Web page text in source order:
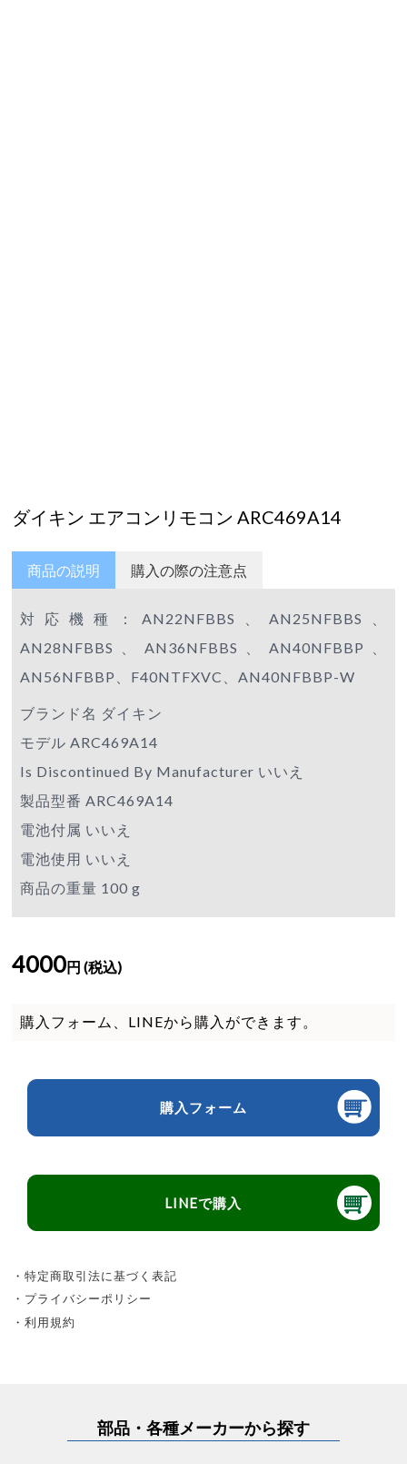
ダイキン エアコンリモコン ARC469A14
商品の説明
対応機種：AN22NFBBS、AN25NFBBS、
AN28NFBBS、AN36NFBBS、AN40NFBBP、
AN56NFBBP、F40NTFXVC、AN40NFBBP-W
ブランド名 ダイキン
モデル ARC469A14
Is Discontinued By Manufacturer いいえ
製品型番 ARC469A14
電池付属 いいえ
電池使用 いいえ
商品の重量 100 g
購入の際の注意点
4000円 (税込)
購入フォーム、LINEから購入ができます。
購入フォーム
LINEで購入
・特定商取引法に基づく表記
・プライバシーポリシー
・利用規約
部品・各種メーカーから探す